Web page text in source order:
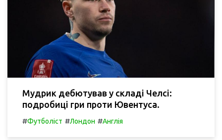
Мудрик дебютував у складі Челсі:
подробиці гри проти Ювентуса.
#Футболіст #Лондон #Англія